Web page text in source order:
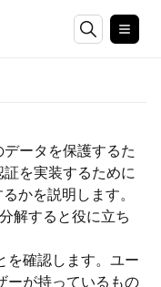
ータを保護するた
を実装するために
かを説明します。
解すると役に立ち
を確認します。ユー
ーが持っているもの